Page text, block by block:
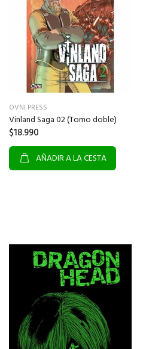
OVNI PRESS
Vinland Saga 02 (Tomo doble)
$18.990
AÑADIR A LA CESTA